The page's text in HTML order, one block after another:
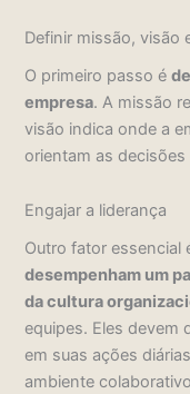
Definir missão, visão
O primeiro passo é
empresa. A missão
visão indica onde a
orientam as
Engajar a liderança
Outro fator essencial
desempenham um
da cultura
equipes. Eles devem
em suas ações
ambiente